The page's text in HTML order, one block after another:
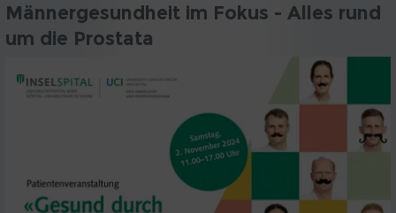
Männergesundheit im Fokus - Alles rund
um die Prostata